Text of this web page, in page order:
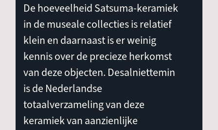
De hoeveelheid Satsuma-keramiek
in de museale collecties is relatief
klein en daarnaast is er weinig
kennis over de precieze herkomst
van deze objecten. Desalniettemin
is de Nederlandse
totaalverzameling van deze
keramiek van aanzienlijke